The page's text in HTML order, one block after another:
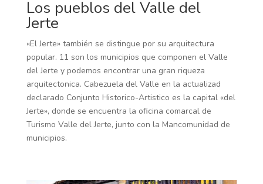
Los pueblos del Valle del
Jerte
«El Jerte» también se distingue por su arquitectura
popular. 11 son los municipios que componen el Valle
del Jerte y podemos encontrar una gran riqueza
arquitectonica. Cabezuela del Valle en la actualizad
declarado Conjunto Historico-Artistico es la capital «del
Jerte», donde se encuentra la oficina comarcal de
Turismo Valle del Jerte, junto con la Mancomunidad de
municipios.